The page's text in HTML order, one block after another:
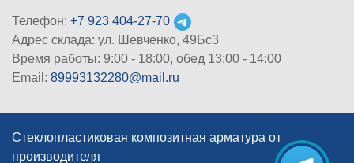
Телефон: +7 923 404-27-70
Адрес склада: ул. Шевченко, 49Бс3
Время работы: 9:00 - 18:00, обед 13:00 - 14:00
Email: 89993132280@mail.ru
Стеклопластиковая композитная арматура от
производителя